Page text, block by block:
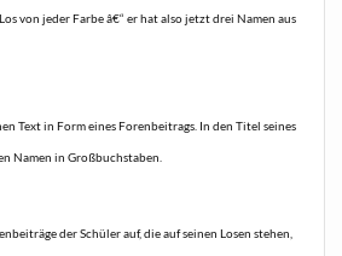
von jeder Far­be â€“ er hat also jetzt drei Namen aus
Text in Form eines Foren­bei­trags. In den Titel sei­nes
Namen in Großbuchstaben.
der Schü­ler auf, die auf sei­nen Losen ste­hen,